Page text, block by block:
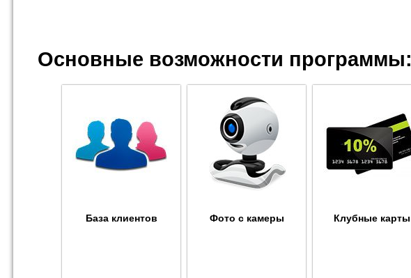
Основные возможности программы:
База клиентов Фото с камеры Клубные карты